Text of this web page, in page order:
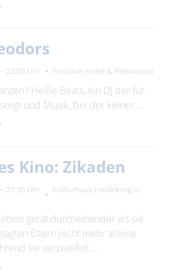
22:00 Uhr Fontane Hotel & Restaurant
Heiße Beats, ein DJ der für
und Musik, bei der keiner …
Kino: Zikaden
21:30 Uhr
Kulturhaus Heidekrug in
gerät durcheinander als sie
Eltern nicht mehr alleine
sie verzweifelt …